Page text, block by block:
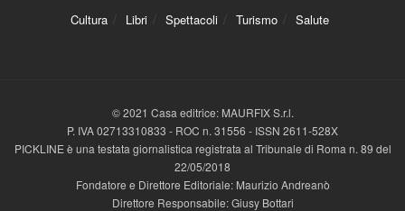
Cultura Libri Spettacoli Turismo Salute
© 2021 Casa editrice: MAURFIX S.r.l.
P. IVA 02713310833 - ROC n. 31556 - ISSN 2611-528X
PICKLINE è una testata giornalistica registrata al Tribunale di Roma n. 89 del
22/05/2018
Fondatore e Direttore Editoriale: Maurizio Andreanò
Direttore Responsabile: Giusy Bottari